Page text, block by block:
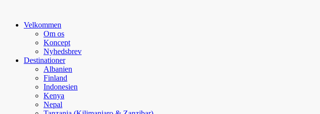
Velkommen
Om os
Koncept
Nyhedsbrev
Destinationer
Albanien
Finland
Indonesien
Kenya
Nepal